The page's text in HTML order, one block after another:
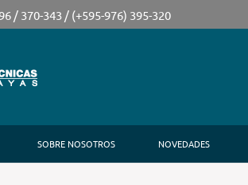
/ 370-343 / (+595-976) 395-320
SOBRE NOSOTROS NOVEDADES